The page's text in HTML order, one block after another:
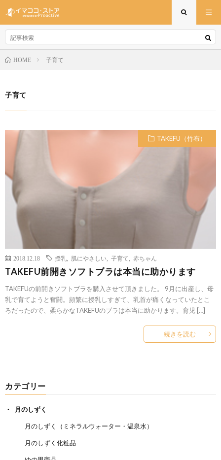
HOME 子育て
子育て
TAKEFU（竹布）
2018.12.18 授乳 肌にやさしい 子育て 赤ちゃん
TAKEFU前開きソフトブラは本当に助かります
TAKEFUの前開きソフトブラを購入させて頂きました。 9月に出産し、母
乳で育てようと奮闘。頻繁に授乳しすぎて、乳首が痛くなっていたとこ
ろだったので、柔らかなTAKEFUのブラは本当に助かります。育児 […]
続きを読む
カテゴリー
月のしずく
月のしずく（ミネラルウォーター・温泉水）
月のしずく化粧品